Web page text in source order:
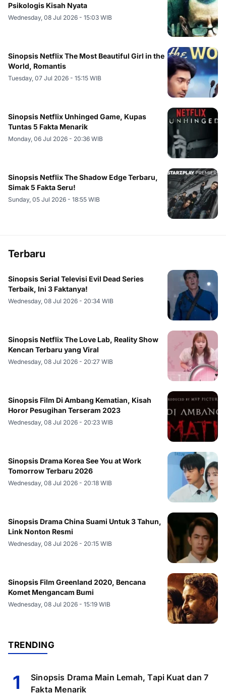
Psikologis Kisah Nyata
Wednesday, 08 Jul 2026 - 15:03 WIB
Sinopsis Netflix The Most Beautiful Girl in the
World, Romantis
Tuesday, 07 Jul 2026 - 15:15 WIB
Sinopsis Netflix Unhinged Game, Kupas
Tuntas 5 Fakta Menarik
Monday, 06 Jul 2026 - 20:36 WIB
Sinopsis Netflix The Shadow Edge Terbaru,
Simak 5 Fakta Seru!
Sunday, 05 Jul 2026 - 18:55 WIB
Terbaru
Sinopsis Serial Televisi Evil Dead Series
Terbaik, Ini 3 Faktanya!
Wednesday, 08 Jul 2026 - 20:34 WIB
Sinopsis Netflix The Love Lab, Reality Show
Kencan Terbaru yang Viral
Wednesday, 08 Jul 2026 - 20:27 WIB
Sinopsis Film Di Ambang Kematian, Kisah
Horor Pesugihan Terseram 2023
Wednesday, 08 Jul 2026 - 20:23 WIB
Sinopsis Drama Korea See You at Work
Tomorrow Terbaru 2026
Wednesday, 08 Jul 2026 - 20:18 WIB
Sinopsis Drama China Suami Untuk 3 Tahun,
Link Nonton Resmi
Wednesday, 08 Jul 2026 - 20:15 WIB
Sinopsis Film Greenland 2020, Bencana
Komet Mengancam Bumi
Wednesday, 08 Jul 2026 - 15:19 WIB
TRENDING
1
Sinopsis Drama Main Lemah, Tapi Kuat dan 7
Fakta Menarik